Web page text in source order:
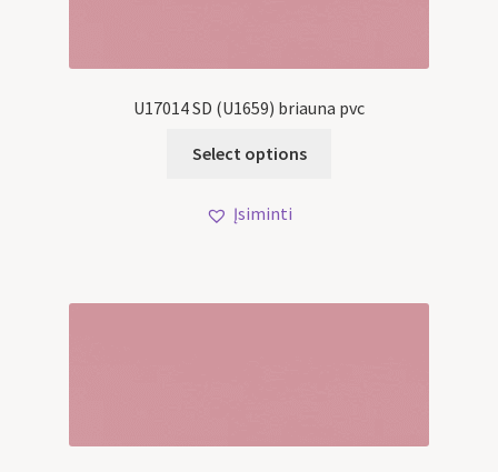
U17014 SD (U1659) briauna pvc
Select options
Įsiminti